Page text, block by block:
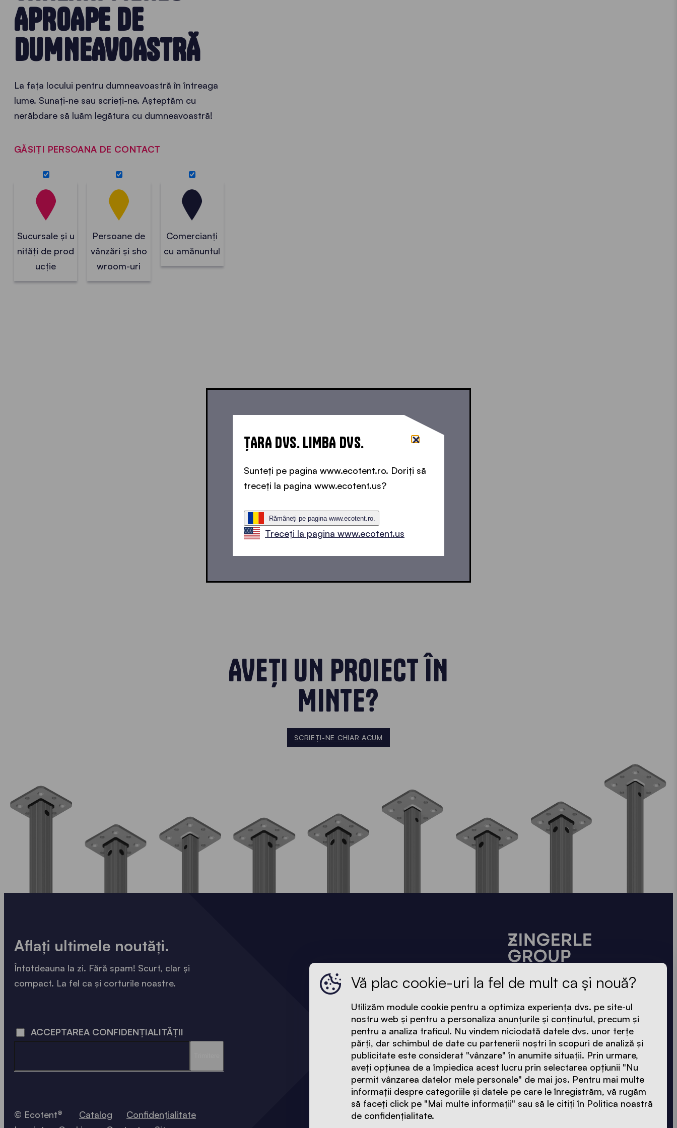
APROAPE DE
DUMNEAVOASTRĂ
La fața locului pentru dumneavoastră în întreaga
lume. Sunați-ne sau scrieți-ne. Așteptăm cu
nerăbdare să luăm legătura cu dumneavoastră!
GĂSIȚI PERSOANA DE CONTACT
Sucursale și u
nități de prod
ucție
Persoane de
vânzări și sho
wroom-uri
Comercianți
cu amănuntul
AVEȚI UN PROIECT ÎN
MINTE?
SCRIEȚI-NE CHIAR ACUM
Aflați ultimele noutăți.
Întotdeauna la zi. Fără spam! Scurt, clar și
compact. La fel ca și corturile noastre.
ACCEPTAREA CONFIDENȚIALITĂȚII
LOADING - LOADING - LOADING - LOADING -
© Ecotent® Catalog
Confidențialitate
ZINGERLE GROUP EAST srl
Odorheiu Secuiesc ∙ Str. II Rákóczi
Ferenc nr.3
535600 Jud. Harghita ∙ România
+40 743 144 239
+40 754 063 892
east@zingerle.group
ȚARA DVS. LIMBA DVS.
Sunteți pe pagina www.ecotent.ro. Doriți să
treceți la pagina www.ecotent.us?
Rămâneți pe pagina www.ecotent.ro.
Treceți la pagina www.ecotent.us
Vă plac cookie-uri la fel de mult ca și nouă?
Utilizăm module cookie pentru a optimiza experiența dvs. pe site-ul
nostru web și pentru a personaliza anunțurile și conținutul, precum și
pentru a analiza traficul. Nu vindem niciodată datele dvs. unor terțe
părți, dar schimbul de date cu partenerii noștri în scopuri de analiză și
publicitate este considerat "vânzare" în anumite situații. Prin urmare,
aveți opțiunea de a împiedica acest lucru prin selectarea opțiunii "Nu
permit vânzarea datelor mele personale" de mai jos. Pentru mai multe
informații despre categoriile și datele pe care le înregistrăm, vă rugăm
să faceți click pe "Mai multe informații" sau să le citiți în Politica noastră
de confidențialitate.